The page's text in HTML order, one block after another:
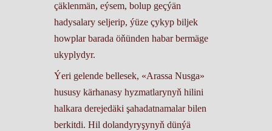
çäklenmän, eýsem, bolup geçýän
hadysalary seljerip, ýüze çykyp biljek
howplar barada öňünden habar bermäge
ukyplydyr.
Ýeri gelende bellesek, «Arassa Nusga»
hususy kärhanasy hyzmatlarynyň hilini
halkara derejedäki şahadatnamalar bilen
berkitdi. Hil dolandyryşynyň dünýä